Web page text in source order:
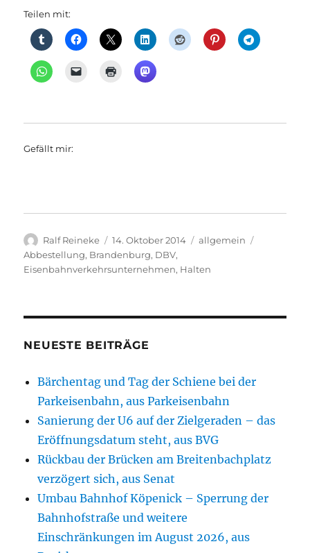
Teilen mit:
Gefällt mir:
Autor
Ralf Reineke
Veröffentlicht
am
14. Oktober 2014 Kategorien
allgemein
Abbestellung, Brandenburg, DBV,
Eisenbahnverkehrsunternehmen, Halten
NEUESTE BEITRÄGE
Bärchentag und Tag der Schiene bei der
Parkeisenbahn, aus Parkeisenbahn
Sanierung der U6 auf der Zielgeraden – das
Eröffnungsdatum steht, aus BVG
Rückbau der Brücken am Breitenbachplatz
verzögert sich, aus Senat
Umbau Bahnhof Köpenick – Sperrung der
Bahnhofstraße und weitere
Einschränkungen im August 2026, aus